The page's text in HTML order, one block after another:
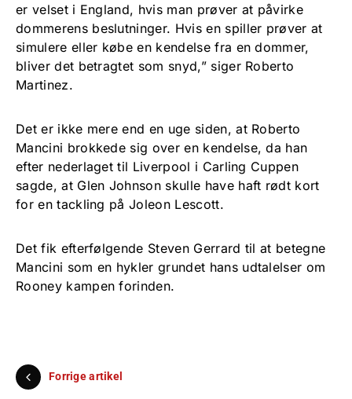
er velset i England, hvis man prøver at påvirke
dommerens beslutninger. Hvis en spiller prøver at
simulere eller købe en kendelse fra en dommer,
bliver det betragtet som snyd,” siger Roberto
Martinez.
Det er ikke mere end en uge siden, at Roberto
Mancini brokkede sig over en kendelse, da han
efter nederlaget til Liverpool i Carling Cuppen
sagde, at Glen Johnson skulle have haft rødt kort
for en tackling på Joleon Lescott.
Det fik efterfølgende Steven Gerrard til at betegne
Mancini som en hykler grundet hans udtalelser om
Rooney kampen forinden.
Forrige artikel